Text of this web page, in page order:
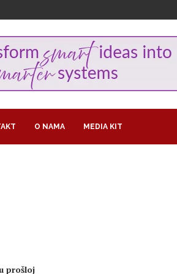
O NAMA MEDIA KIT
prošloj